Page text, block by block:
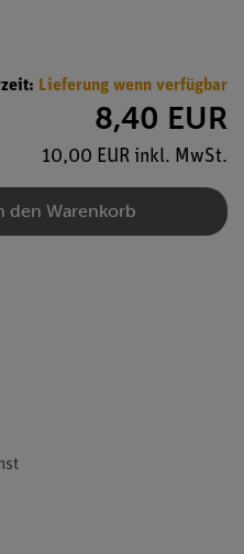
Lieferung wenn verfügbar
8,40 EUR
10,00 EUR inkl. MwSt.
den Warenkorb